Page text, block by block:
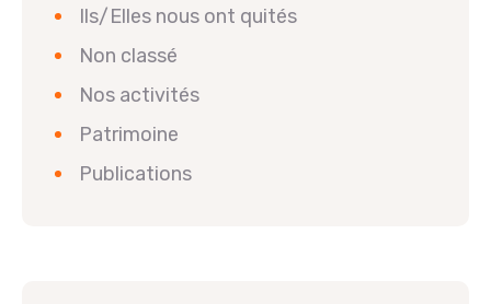
Ils/Elles nous ont quités
Non classé
Nos activités
Patrimoine
Publications